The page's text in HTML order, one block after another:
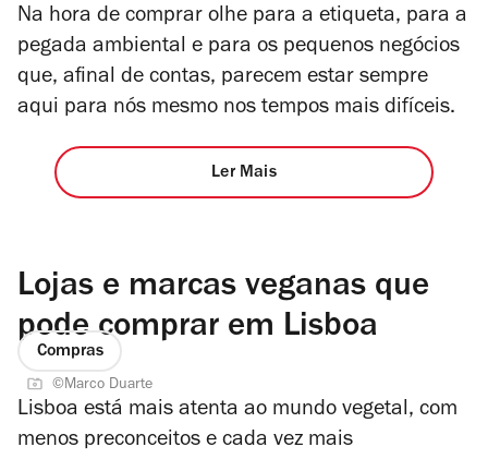
Na hora de comprar olhe para a etiqueta, para a
pegada ambiental e para os pequenos negócios
que, afinal de contas, parecem estar sempre
aqui para nós mesmo nos tempos mais difíceis.
Ler Mais
Lojas e marcas veganas que
pode comprar em Lisboa
Compras
©Marco Duarte
Lisboa está mais atenta ao mundo vegetal, com
menos preconceitos e cada vez mais